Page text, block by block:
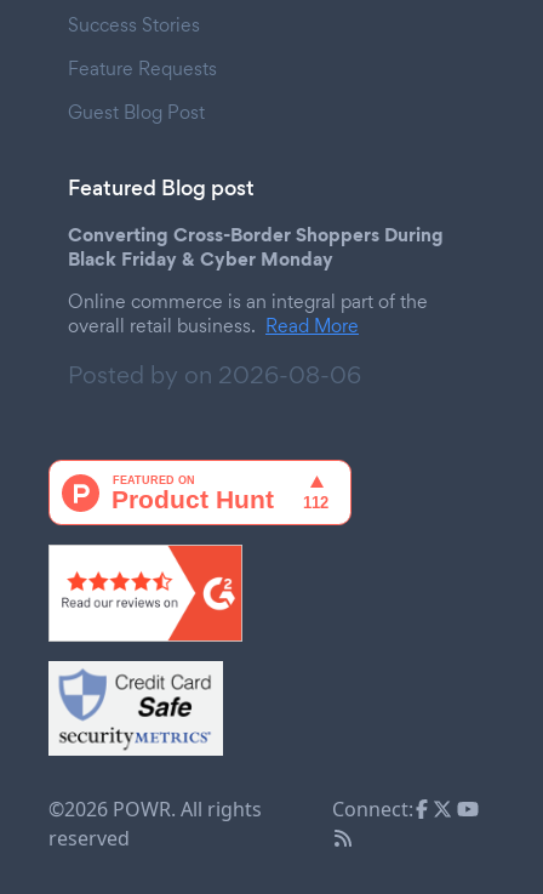
Success Stories
Feature Requests
Guest Blog Post
Featured Blog post
Converting Cross-Border Shoppers During
Black Friday & Cyber Monday
Online commerce is an integral part of the
overall retail business. Read More
Posted by on 2026-08-06
©2026 POWR. All rights
reserved
Connect: